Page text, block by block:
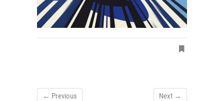
← Previous Next →